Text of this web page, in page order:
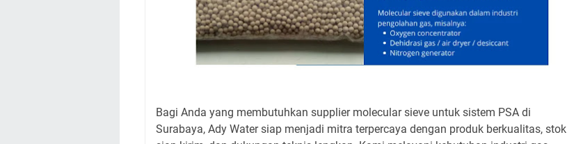
Bagi Anda yang membutuhkan supplier molecular sieve untuk sistem PSA di
Surabaya, Ady Water siap menjadi mitra terpercaya dengan produk berkualitas, stok